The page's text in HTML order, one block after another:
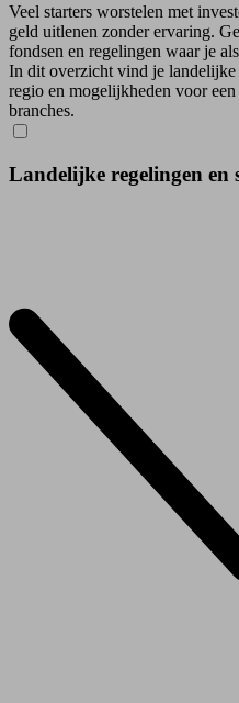
Veel starters worstelen met
geld uitlenen zonder ervaring.
fondsen en regelingen waar je
In dit overzicht vind je
regio en mogelijkheden voor
branches.
Landelijke regelingen en